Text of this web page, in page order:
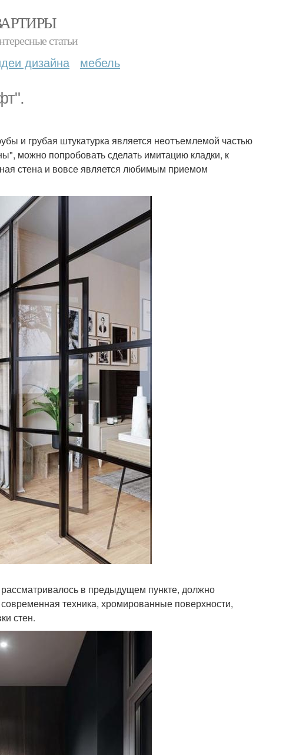
статьи
дизайна мебель
и грубая штукатурка является неотъемлемой частью
можно попробовать сделать имитацию кладки, к
стена и вовсе является любимым приемом
в предыдущем пункте, должно
техника, хромированные поверхности,
стен.